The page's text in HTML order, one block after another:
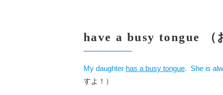
have a busy tongue （
My daughter has a busy tongue. She is
すよ！）